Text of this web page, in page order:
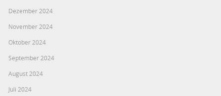
Dezember 2024
November 2024
Oktober 2024
September 2024
August 2024
Juli 2024